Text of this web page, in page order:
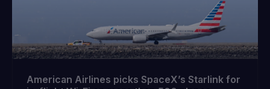
American Airlines picks SpaceX’s Starlink for